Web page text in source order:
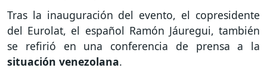
Tras la inauguración del evento, el copresidente
del Eurolat, el español Ramón Jáuregui, también
se refirió en una conferencia de prensa a la
situación venezolana.